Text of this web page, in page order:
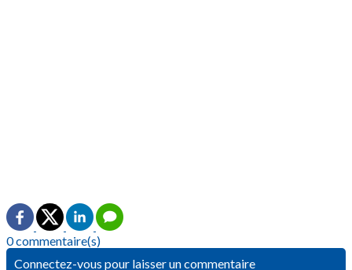
0 commentaire(s)
Connectez-vous pour laisser un commentaire